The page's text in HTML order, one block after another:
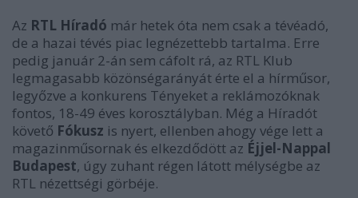
Az RTL Híradó már hetek óta nem csak a tévéadó,
de a hazai tévés piac legnézettebb tartalma. Erre
pedig január 2-án sem cáfolt rá, az RTL Klub
legmagasabb közönségarányát érte el a hírműsor,
legyőzve a konkurens Tényeket a reklámozóknak
fontos, 18-49 éves korosztályban. Még a Híradót
követő Fókusz is nyert, ellenben ahogy vége lett a
magazinműsornak és elkezdődött az Éjjel-Nappal
Budapest, úgy zuhant régen látott mélységbe az
RTL nézettségi görbéje.